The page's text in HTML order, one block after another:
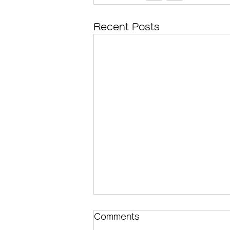
Recent Posts
筋肉のスパズムとは？原因と
Comments